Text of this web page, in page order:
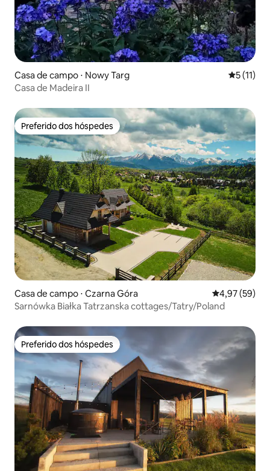
Casa de campo ⋅ Nowy Targ 5 de uma
5 (11)
Casa de Madeira II
Preferido dos hóspedes
Preferido dos hóspedes
Casa de campo ⋅ Czarna Góra 4,97 de uma
4,97 (59)
Sarnówka Białka Tatrzanska cottages/Tatry/Poland
Preferido dos hóspedes
Preferido dos hóspedes